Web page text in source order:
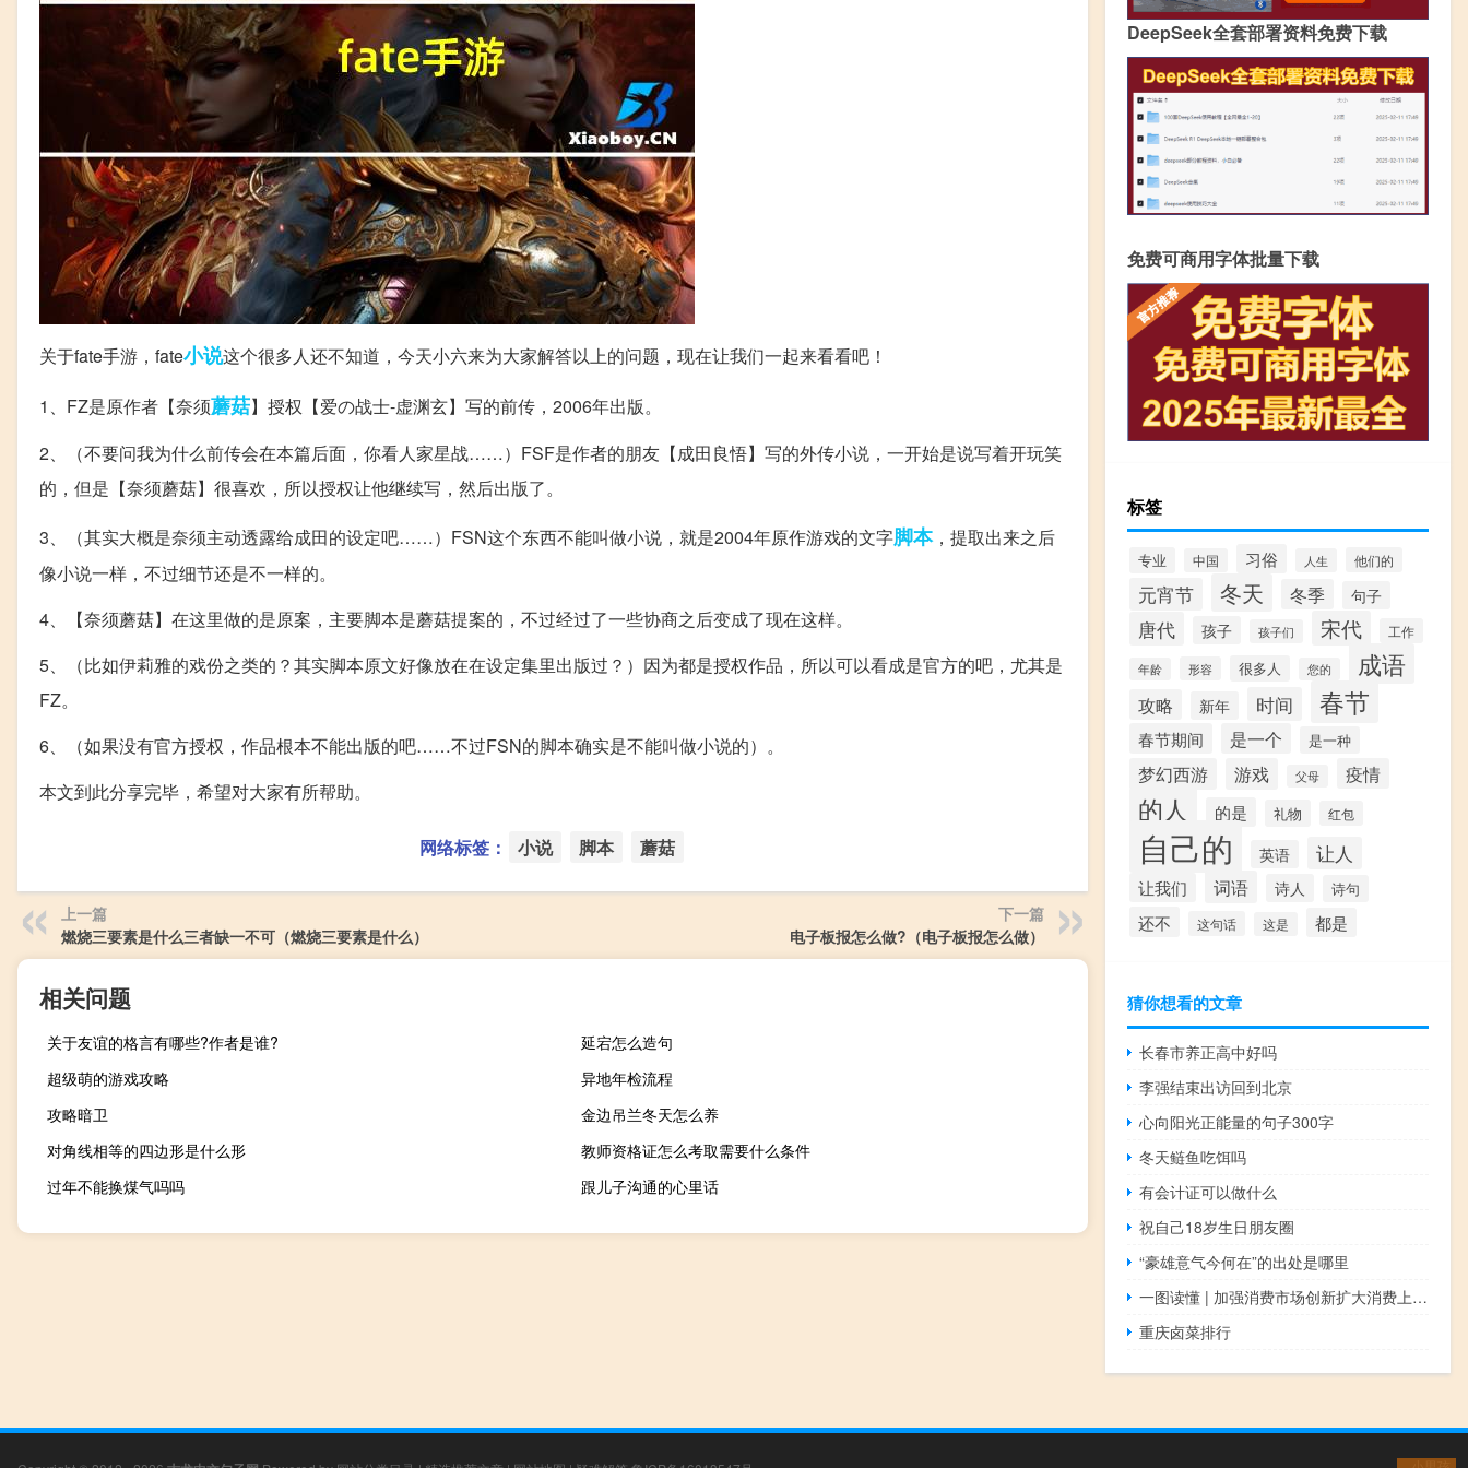
关于fate手游，fate小说这个很多人还不知道，今天小六来为大家解答以上的问题，现在让我们一起来看看吧！
1、FZ是原作者【奈须蘑菇】授权【爱の战士-虚渊玄】写的前传，2006年出版。
2、（不要问我为什么前传会在本篇后面，你看人家星战……）FSF是作者的朋友【成田良悟】写的外传小说，一开始是说写着开玩笑
的，但是【奈须蘑菇】很喜欢，所以授权让他继续写，然后出版了。
3、（其实大概是奈须主动透露给成田的设定吧……）FSN这个东西不能叫做小说，就是2004年原作游戏的文字脚本，提取出来之后
像小说一样，不过细节还是不一样的。
4、【奈须蘑菇】在这里做的是原案，主要脚本是蘑菇提案的，不过经过了一些协商之后变成了现在这样。
5、（比如伊莉雅的戏份之类的？其实脚本原文好像放在在设定集里出版过？）因为都是授权作品，所以可以看成是官方的吧，尤其是
FZ。
6、（如果没有官方授权，作品根本不能出版的吧……不过FSN的脚本确实是不能叫做小说的）。
本文到此分享完毕，希望对大家有所帮助。
网络标签： 小说 脚本 蘑菇
上一篇
燃烧三要素是什么三者缺一不可（燃烧三要素是什么）
下一篇
电子板报怎么做?（电子板报怎么做）
相关问题
关于友谊的格言有哪些?作者是谁?
延宕怎么造句
超级萌的游戏攻略
异地年检流程
攻略暗卫
金边吊兰冬天怎么养
对角线相等的四边形是什么形
教师资格证怎么考取需要什么条件
过年不能换煤气吗吗
跟儿子沟通的心里话
DeepSeek全套部署资料免费下载
免费可商用字体批量下载
标签
专业 中国 习俗 人生 他们的
元宵节 冬天 冬季 句子
唐代 孩子 孩子们 宋代 工作
年龄 形容 很多人 您的 成语
攻略 新年 时间 春节
春节期间 是一个 是一种
梦幻西游 游戏 父母 疫情
的人 的是 礼物 红包
自己的 英语 让人
让我们 词语 诗人 诗句
还不 这句话 这是 都是
猜你想看的文章
长春市养正高中好吗
李强结束出访回到北京
心向阳光正能量的句子300字
冬天鲢鱼吃饵吗
有会计证可以做什么
祝自己18岁生日朋友圈
“豪雄意气今何在”的出处是哪里
一图读懂 | 加强消费市场创新扩大消费上海12条措施来了
重庆卤菜排行